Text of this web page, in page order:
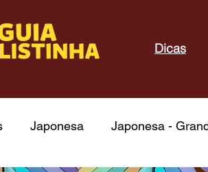
Dicas
Japonesa Japonesa -